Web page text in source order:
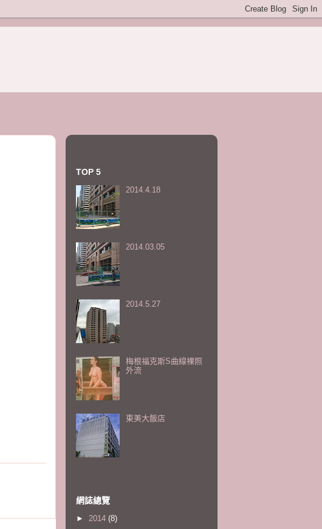
TOP 5
2014.4.18
2014.03.05
2014.5.27
梅根福克斯S曲線裸照
外流
東美大飯店
網誌總覽
► 2014 (8)